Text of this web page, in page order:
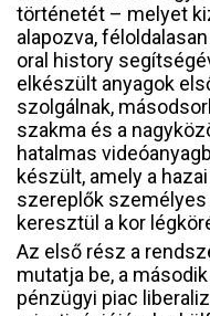
történetét – melyet
alapozva,
oral history
elkészült anyagok
szolgálnak,
szakma és a
hatalmas
készült, amely a
szereplők
keresztül a kor
Az első rész a
mutatja be, a
pénzügyi piac